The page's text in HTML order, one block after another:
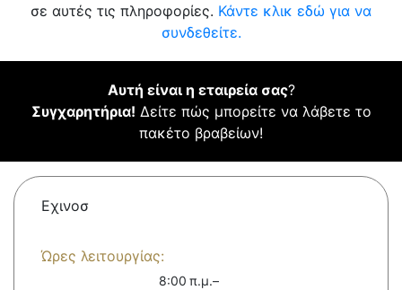
σε αυτές τις πληροφορίες. Κάντε κλικ εδώ για να
συνδεθείτε.
Αυτή είναι η εταιρεία σας?
Συγχαρητήρια! Δείτε πώς μπορείτε να λάβετε το
πακέτο βραβείων!
Εχινοσ
Ώρες λειτουργίας:
8:00 π.μ.–